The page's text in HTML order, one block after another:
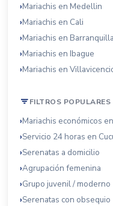
Mariachis en Medellin
Mariachis en Cali
Mariachis en Barranquilla
Mariachis en Ibague
Mariachis en
FILTROS POPULARES
Mariachis económicos
Servicio 24 horas en
Serenatas a domicilio
Agrupación femenina
Grupo juvenil / moderno
Serenatas con obsequio